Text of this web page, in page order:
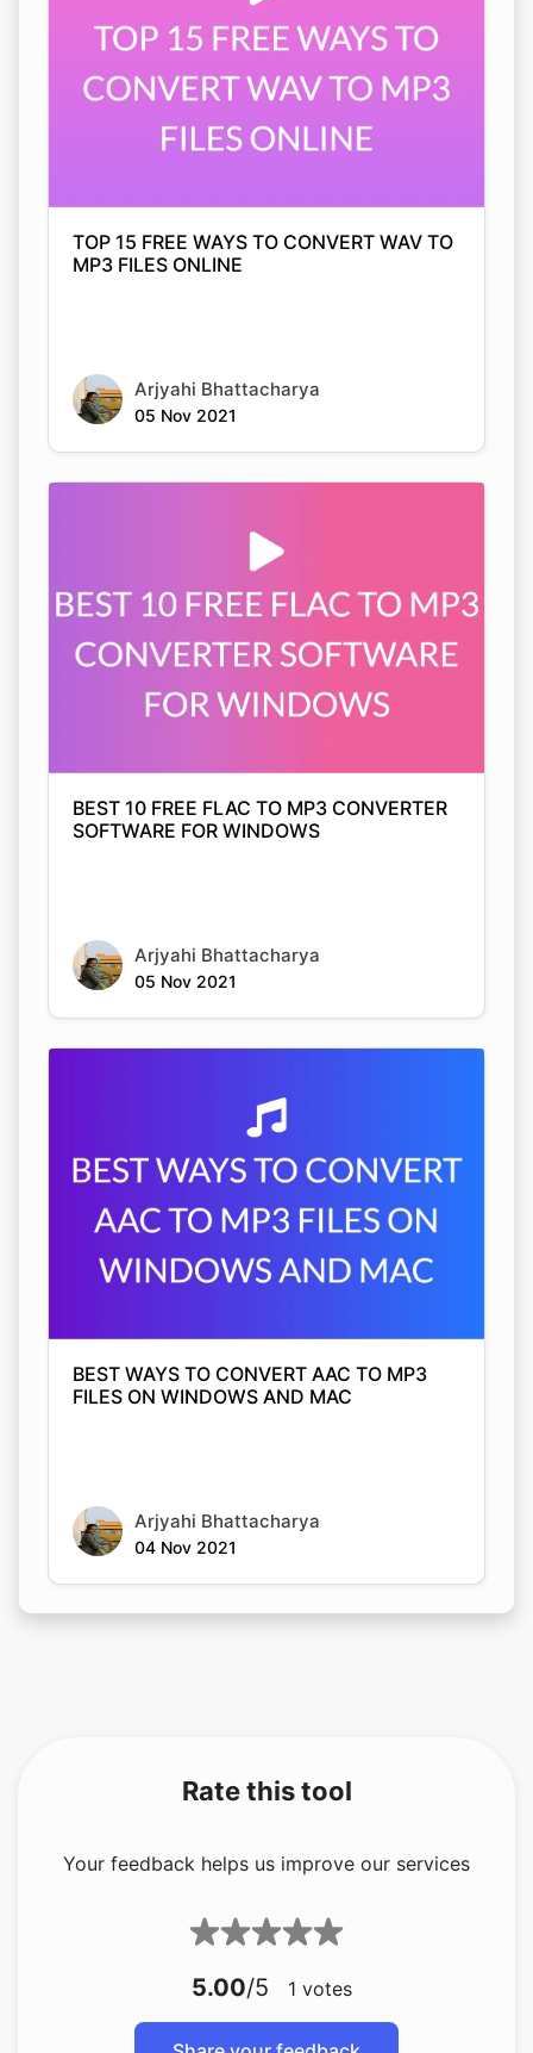
TOP 15 FREE WAYS TO CONVERT WAV TO
MP3 FILES ONLINE
Arjyahi Bhattacharya
05 Nov 2021
BEST 10 FREE FLAC TO MP3 CONVERTER
SOFTWARE FOR WINDOWS
Arjyahi Bhattacharya
05 Nov 2021
BEST WAYS TO CONVERT AAC TO MP3
FILES ON WINDOWS AND MAC
Arjyahi Bhattacharya
04 Nov 2021
Rate this tool
Your feedback helps us improve our services
5.00/5 1 votes